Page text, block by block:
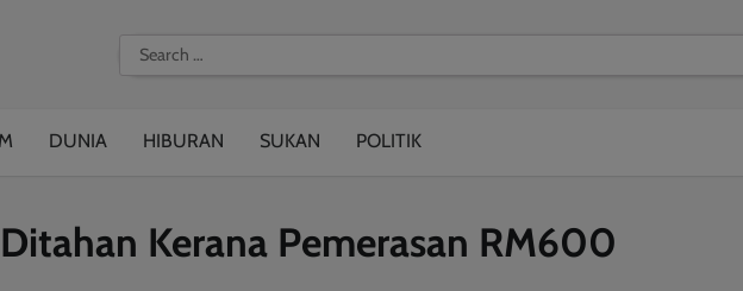
Search
for:
DUNIA HIBURAN SUKAN POLITIK
Kerana Pemerasan RM600